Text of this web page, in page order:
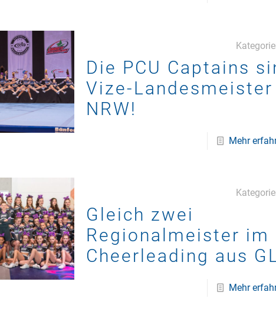
Die PCU Captains
Vize-Landesmeister
NRW!
Mehr
Gleich zwei
Regionalmeister im
Cheerleading aus
Mehr